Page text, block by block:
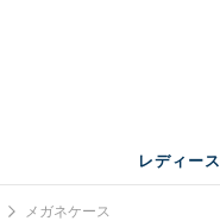
レディース
メガネケース